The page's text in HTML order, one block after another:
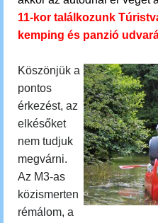
11-kor találkozunk
kemping és panzió
Köszönjük a
pontos
érkezést, az
elkésőket
nem tudjuk
megvárni.
Az M3-as
közismerten
rémálom, a